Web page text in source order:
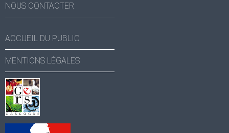
NOUS CONTACTER
ACCUEIL DU PUBLIC
MENTIONS LÉGALES